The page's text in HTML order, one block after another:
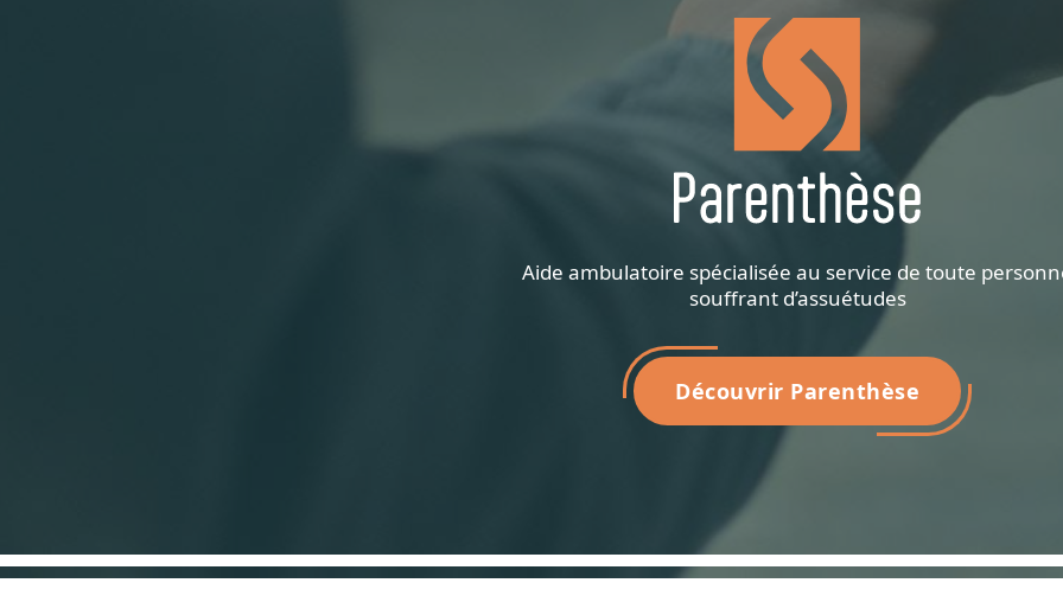
Aide ambulatoire spécialisée au service de toute
souffrant d’assuétudes
Découvrir Parenthèse